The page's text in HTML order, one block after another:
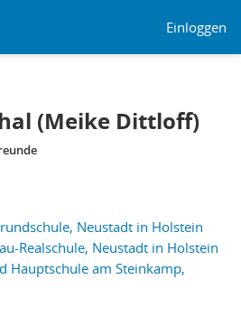
Einloggen
(Meike Dittloff)
Neustadt in Holstein
Realschule, Neustadt in Holstein
Hauptschule am Steinkamp,